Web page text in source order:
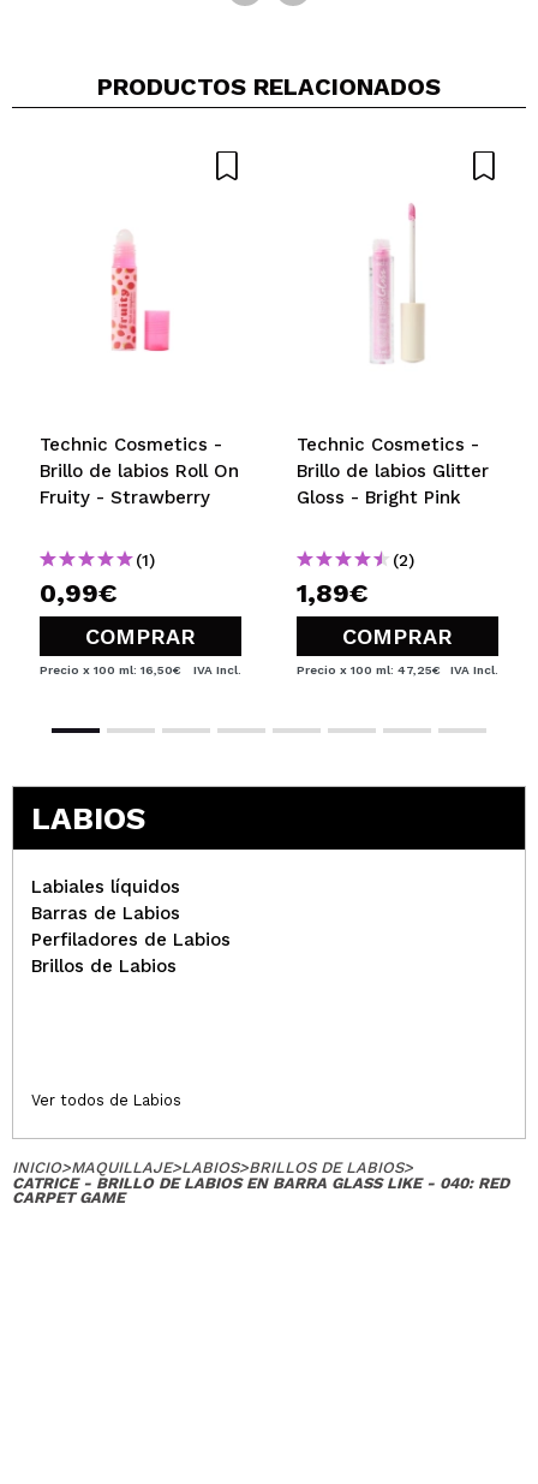
PRODUCTOS RELACIONADOS
Technic Cosmetics -
Brillo de labios Roll On
Fruity - Strawberry
(1)
0,99€
COMPRAR
Precio x 100 ml: 16,50€ IVA Incl.
Technic Cosmetics -
Brillo de labios Glitter
Gloss - Bright Pink
(2)
1,89€
COMPRAR
Precio x 100 ml: 47,25€ IVA Incl.
LABIOS
Labiales líquidos
Barras de Labios
Perfiladores de Labios
Brillos de Labios
Ver todos de Labios
INICIO>MAQUILLAJE>LABIOS>BRILLOS DE LABIOS>
CATRICE - BRILLO DE LABIOS EN BARRA GLASS LIKE - 040: RED
CARPET GAME